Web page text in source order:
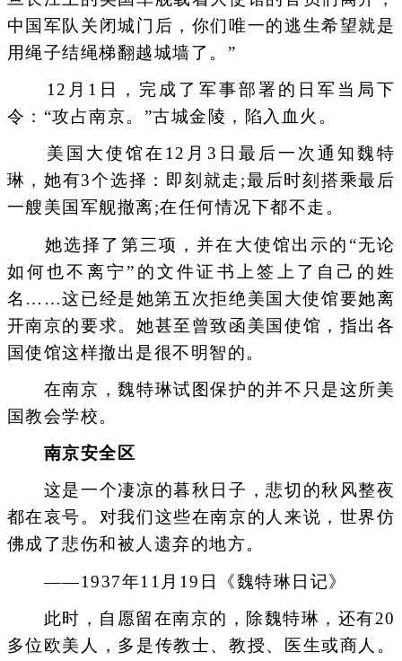
中国军队关闭城门后，你们唯一的逃生希望就是
用绳子结绳梯翻越城墙了。”
12月1日，完成了军事部署的日军当局下
令：“攻占南京。”古城金陵，陷入血火。
美国大使馆在12月3日最后一次通知魏特
琳，她有3个选择：即刻就走;最后时刻搭乘最后
一艘美国军舰撤离;在任何情况下都不走。
她选择了第三项，并在大使馆出示的“无论
如何也不离宁”的文件证书上签上了自己的姓
名……这已经是她第五次拒绝美国大使馆要她离
开南京的要求。她甚至曾致函美国使馆，指出各
国使馆这样撤出是很不明智的。
在南京，魏特琳试图保护的并不只是这所美
国教会学校。
南京安全区
这是一个凄凉的暮秋日子，悲切的秋风整夜
都在哀号。对我们这些在南京的人来说，世界仿
佛成了悲伤和被人遗弃的地方。
——1937年11月19日《魏特琳日记》
此时，自愿留在南京的，除魏特琳，还有20
多位欧美人，多是传教士、教授、医生或商人。